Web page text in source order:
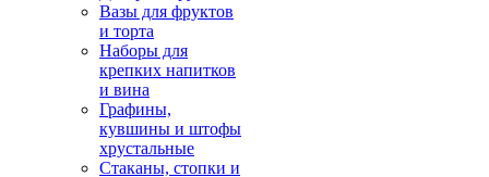
Вазы для фруктов
и торта
Наборы для
крепких напитков
и вина
Графины,
кувшины и штофы
хрустальные
Стаканы, стопки и